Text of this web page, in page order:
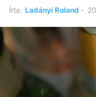
Írta: Ladányi Roland -